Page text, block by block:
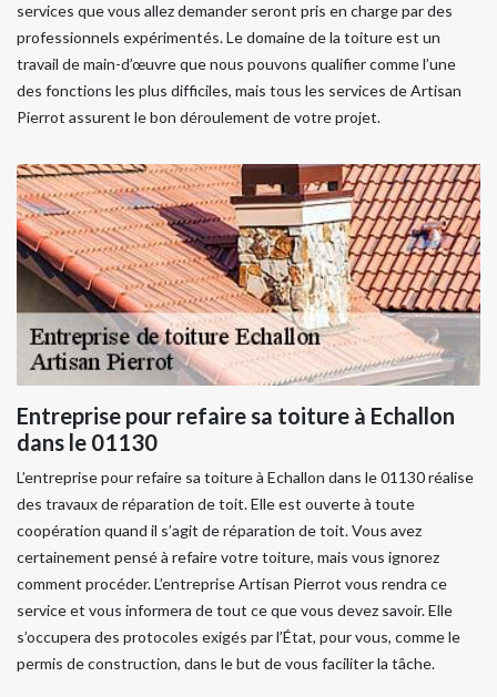
services que vous allez demander seront pris en charge par des
professionnels expérimentés. Le domaine de la toiture est un
travail de main-d’œuvre que nous pouvons qualifier comme l’une
des fonctions les plus difficiles, mais tous les services de Artisan
Pierrot assurent le bon déroulement de votre projet.
Entreprise pour refaire sa toiture à Echallon
dans le 01130
L’entreprise pour refaire sa toiture à Echallon dans le 01130 réalise
des travaux de réparation de toit. Elle est ouverte à toute
coopération quand il s’agit de réparation de toit. Vous avez
certainement pensé à refaire votre toiture, mais vous ignorez
comment procéder. L’entreprise Artisan Pierrot vous rendra ce
service et vous informera de tout ce que vous devez savoir. Elle
s’occupera des protocoles exigés par l’État, pour vous, comme le
permis de construction, dans le but de vous faciliter la tâche.